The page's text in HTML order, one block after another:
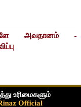
அவதானம் -
உரிமைகளும்
Official